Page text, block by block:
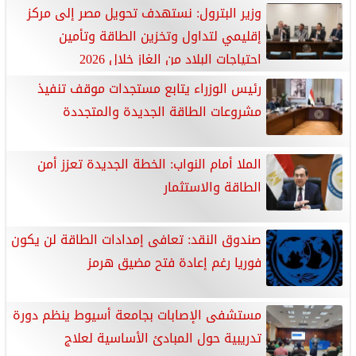
وزير البترول: نستهدف تحويل مصر إلى مركز
إقليمي لتداول وتخزين الطاقة وتأمين
احتياجات البلاد من الغاز خلال 2026
رئيس الوزراء يتابع مستجدات موقف تنفيذ
مشروعات الطاقة الجديدة والمتجددة
الملا أمام النواب: الخطة الجديدة تعزز أمن
الطاقة والاستثمار
صندوق النقد: تعافى إمدادات الطاقة لن يكون
فوريا رغم إعادة فتح مضيق هرمز
مستشفى الإصابات بجامعة أسيوط ينظم دورة
تدريبية حول المبادئ الأساسية لعلاج